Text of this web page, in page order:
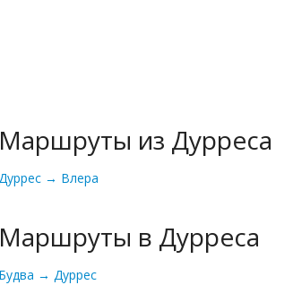
Маршруты из Дурреса
Дуррес → Влера
Маршруты в Дурреса
Будва → Дуррес